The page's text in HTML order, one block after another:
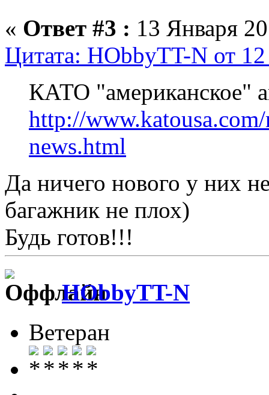
« Ответ #3 : 13 Января
Цитата: HObbyTT-N от
КАТО "американское"
http://
news.html
Да ничего нового у них
багажник не плох)
Будь готов!!!
HObbyTT-N
Ветеран